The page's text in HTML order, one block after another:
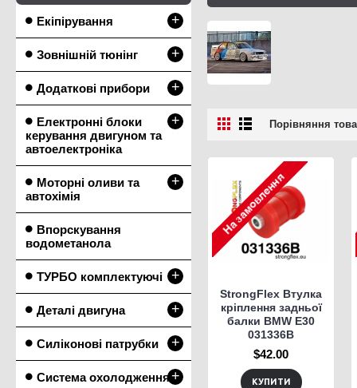
Екіпірування +
Зовнішній тюнінг +
Додаткові прибори +
Електронні блоки
керування двигуном та
автоелектроніка
+
Моторні оливи та
автохімія
+
Впорскування
водометанола
ТУРБО комплектуючі +
Деталі двигуна +
Силіконові патрубки +
Система охолодження+
Порівняння
StrongFlex Втулка
кріплення задньої
балки BMW E30
031336B
$42.00
КУПИТИ